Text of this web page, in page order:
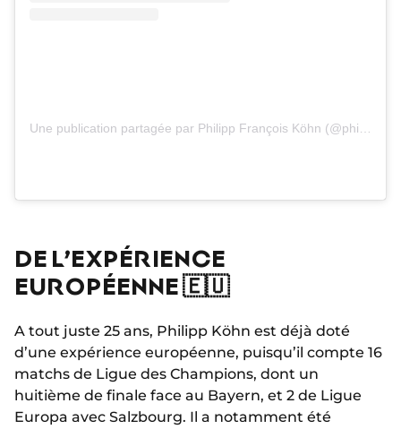
DE L’EXPÉRIENCE
EUROPÉENNE 🇪🇺
A tout juste 25 ans, Philipp Köhn est déjà doté
d’une expérience européenne, puisqu’il compte 16
matchs de Ligue des Champions, dont un
huitième de finale face au Bayern, et 2 de Ligue
Europa avec Salzbourg. Il a notamment été